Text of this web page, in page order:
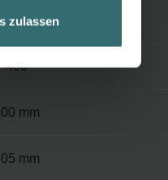
Informationen
Link in der
zulassen
110
400
mm
mm